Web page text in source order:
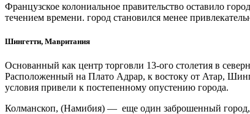
Французское колониальное правительство оставило
течением времени. город становился менее
Шингетти, Мавритания
Основанный как центр торговли 13-ого столетия в
Расположенный на Плато Адрар, к востоку от Атар,
условия привели к постепенному опустению города.
Колманскоп, (Намибия) — еще один заброшенный